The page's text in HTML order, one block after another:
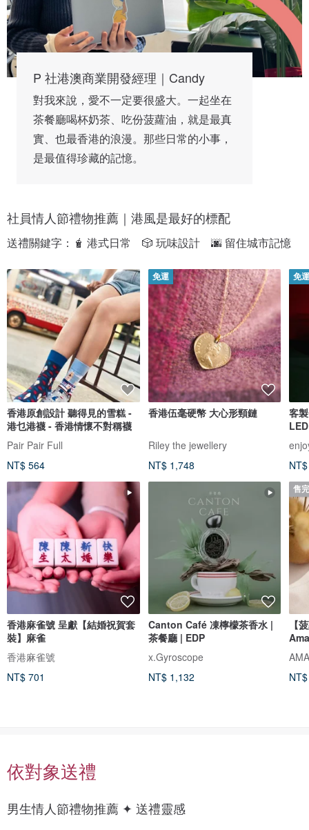
P 社港澳商業開發經理｜Candy
對我來說，愛不一定要很盛大。一起坐在
茶餐廳喝杯奶茶、吃份菠蘿油，就是最真
實、也最香港的浪漫。那些日常的小事，
是最值得珍藏的記憶。
社員情人節禮物推薦｜港風是最好的標配
送禮關鍵字：🧋 港式日常　🎲 玩味設計　🌆 留住城市記憶
香港原創設計 聽得見的雪糕 -
港乜港襪 - 香港情懷不對稱襪
Pair Pair Full
NT$ 564
香港麻雀號 呈獻【結婚祝賀套
裝】麻雀
香港麻雀號
NT$ 701
免運
香港伍毫硬幣 大心形頸鏈
Riley the jewellery
NT$ 1,748
Canton Café 凍檸檬茶香水 |
茶餐廳 | EDP
x.Gyroscope
NT$ 1,132
免
客
售
【
依對象送禮
男生情人節禮物推薦 ✦ 送禮靈感
上
科